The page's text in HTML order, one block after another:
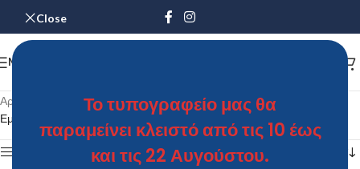
Close
Το τυπογραφείο μας θα
παραμείνει κλειστό από τις 10 έως
και τις 22 Αυγούστου.
MENU
Αρχική σελίδα
Προϊόντα με ετικέτα “Προσκλητήριο Γάμου 7852”
Εμφάνιση του μοναδικού αποτελέσματος